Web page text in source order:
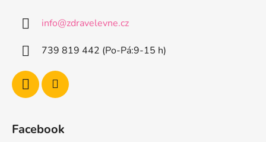
info@zdravelevne.cz
739 819 442 (Po-Pá:9-15 h)
Facebook